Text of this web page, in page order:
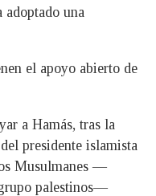
una
el apoyo abierto de
a Hamás, tras la
presidente islamista
Musulmanes —
palestinos—